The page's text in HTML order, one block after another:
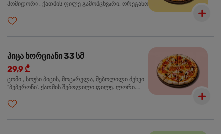
პომიდორი , ქათმის ფილე გამომცხვარი, ორეგანო
პიცა ხორციანი 33 სმ
29,9 ₾
ცომი , სოუსი პიცის, მოცარელა, შებოლილი ძეხვი
"პეპერონი", ქათმის შებოლილი ფილე, ლორი,